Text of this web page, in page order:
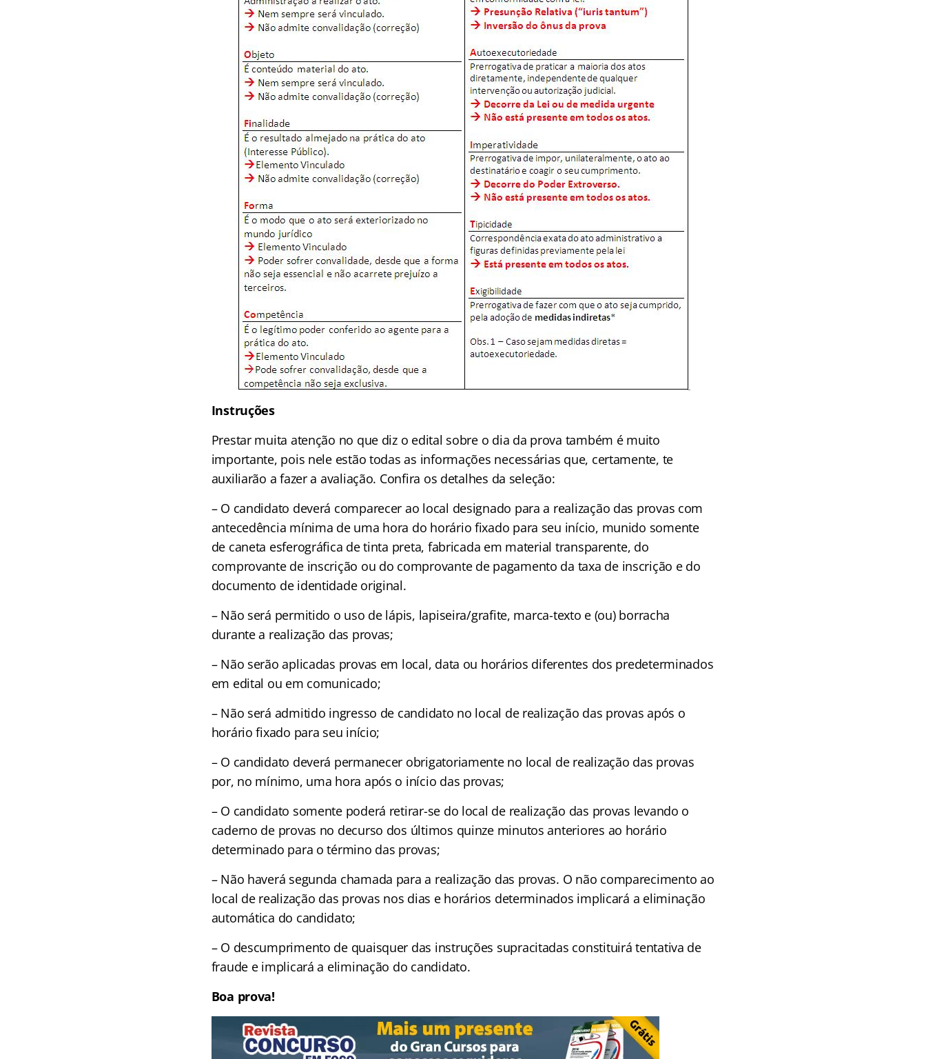
Instruções
Prestar muita atenção no que diz o edital sobre o dia da prova também é muito
importante, pois nele estão todas as informações necessárias que, certamente, te
auxiliarão a fazer a avaliação. Confira os detalhes da seleção:
– O candidato deverá comparecer ao local designado para a realização das provas com
antecedência mínima de uma hora do horário fixado para seu início, munido somente
de caneta esferográfica de tinta preta, fabricada em material transparente, do
comprovante de inscrição ou do comprovante de pagamento da taxa de inscrição e do
documento de identidade original.
– Não será permitido o uso de lápis, lapiseira/grafite, marca-texto e (ou) borracha
durante a realização das provas;
– Não serão aplicadas provas em local, data ou horários diferentes dos predeterminados
em edital ou em comunicado;
– Não será admitido ingresso de candidato no local de realização das provas após o
horário fixado para seu início;
– O candidato deverá permanecer obrigatoriamente no local de realização das provas
por, no mínimo, uma hora após o início das provas;
– O candidato somente poderá retirar-se do local de realização das provas levando o
caderno de provas no decurso dos últimos quinze minutos anteriores ao horário
determinado para o término das provas;
– Não haverá segunda chamada para a realização das provas. O não comparecimento ao
local de realização das provas nos dias e horários determinados implicará a eliminação
automática do candidato;
– O descumprimento de quaisquer das instruções supracitadas constituirá tentativa de
fraude e implicará a eliminação do candidato.
Boa prova!